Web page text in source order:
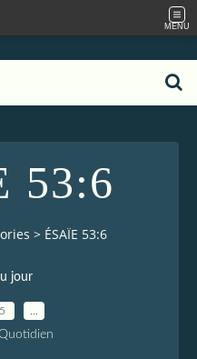
MENU
53:6
> ÉSAÏE 53:6
jour